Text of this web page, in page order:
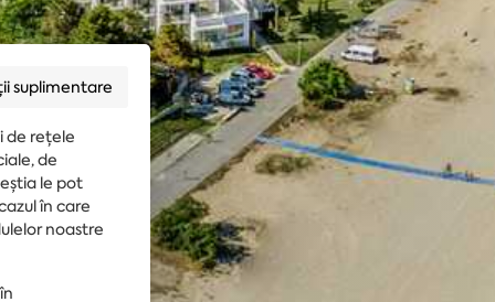
suplimentare
de rețele
de
le pot
în care
noastre